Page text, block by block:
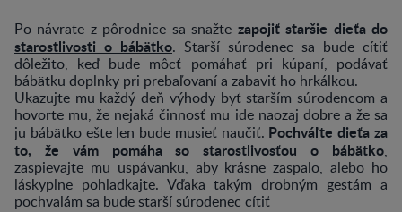
Po návrate z pôrodnice sa snažte zapojiť staršie dieťa do
starostlivosti o bábätko. Starší súrodenec sa bude cítiť
dôležito, keď bude môcť pomáhať pri kúpaní, podávať
bábätku doplnky pri prebaľovaní a zabaviť ho hrkálkou.
Ukazujte mu každý deň výhody byť starším súrodencom a
hovorte mu, že nejaká činnosť mu ide naozaj dobre a že sa
ju bábätko ešte len bude musieť naučiť. Pochváľte dieťa za
to, že vám pomáha so starostlivosťou o bábätko,
zaspievajte mu uspávanku, aby krásne zaspalo, alebo ho
láskyplne pohladkajte. Vďaka takým drobným gestám a
pochvalám sa bude starší súrodenec cítiť